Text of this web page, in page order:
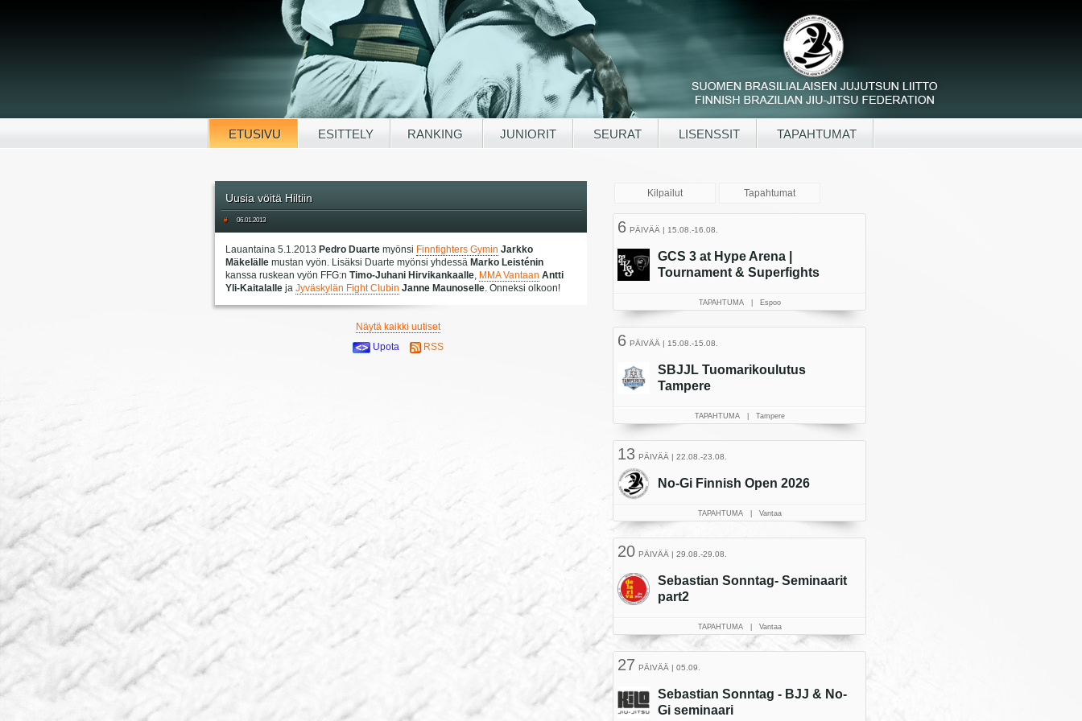
ETUSIVU ESITTELY RANKING JUNIORIT SEURAT LISENSSIT TAPAHTUMAT
Uusia vöitä Hiltiin
# 06.01.2013
Lauantaina 5.1.2013 Pedro Duartemyönsi Finnfighters Gymin Jarkko
Mäkelällemustan vyön. Lisäksi Duarte myönsi yhdessä Marko Leisténin
kanssa ruskean vyön FFG:n Timo-Juhani Hirvikankaalle, MMA Vantaan Antti
Yli-Kaitalalleja Jyväskylän Fight Clubin Janne Maunoselle. Onneksi olkoon!
Näytä kaikki uutiset
Upota
RSS